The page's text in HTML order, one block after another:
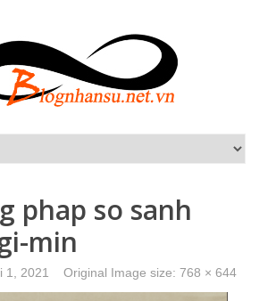
phap so sanh
min
1, 2021 Original Image size: 768 × 644